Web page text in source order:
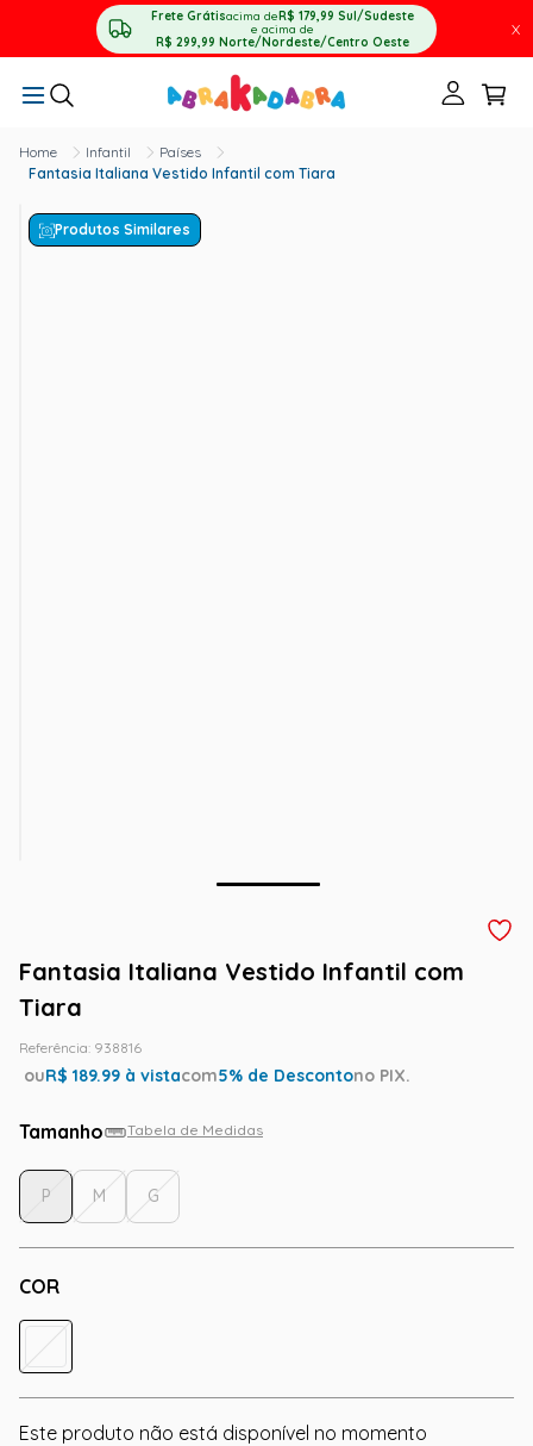
Frete Grátisacima deR$ 179,99 Sul/Sudeste
e acima de
R$ 299,99 Norte/Nordeste/Centro Oeste
X
Infantil
Países
Fantasia Italiana Vestido Infantil com Tiara
Produtos Similares
Fantasia Italiana Vestido Infantil com
Tiara
Referência: 938816
ouR$ 189.99 à vistacom5% de Descontono PIX.
Tamanho Tabela de Medidas
COR
P M G
Este produto não está disponível no momento